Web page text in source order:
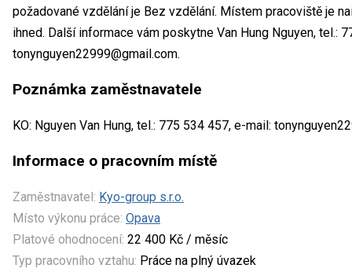
požadované vzdělání je Bez vzdělání. Místem pracoviště je
ihned. Další informace vám poskytne Van Hung Nguyen, tel.:
tonynguyen22999@gmail.com.
Poznámka zaměstnavatele
KO: Nguyen Van Hung, tel.: 775 534 457, e-mail:
Informace o pracovním místě
Zaměstnavatel: Kyo-group s.r.o.
Místo výkonu práce: Opava
Platové ohodnocení: 22 400 Kč / měsíc
Typ pracovního vztahu: Práce na plný úvazek